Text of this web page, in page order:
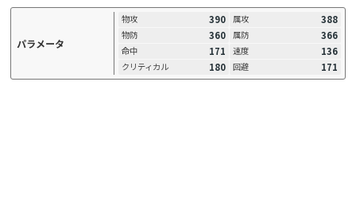
パラメータ
物攻 390 属攻 388
物防 360 属防 366
命中 171 速度 136
クリティカル 180 回避 171